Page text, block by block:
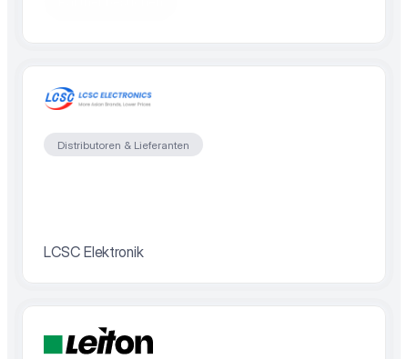
Distributoren & Lieferanten
LCSC Elektronik